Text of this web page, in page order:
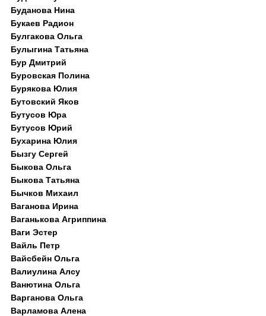
Буданова Нина
Букаев Радион
Булгакова Ольга
Булыгина Татьяна
Бур Дмитрий
Буровская Полина
Бурякова Юлия
Бутовский Яков
Бутусов Юра
Бутусов Юрий
Бухарина Юлия
Бызгу Сергей
Быкова Ольга
Быкова Татьяна
Бычков Михаил
Ваганова Ирина
Ваганькова Агриппина
Ваги Эстер
Вайль Петр
Вайсбейн Ольга
Валиулина Алсу
Ванютина Ольга
Варганова Ольга
Варламова Алена